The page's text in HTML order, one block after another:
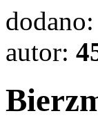
dodano:
autor: